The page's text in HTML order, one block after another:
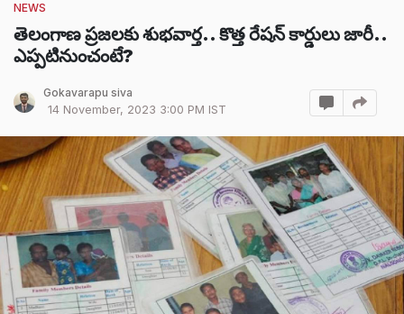
NEWS
తెలంగాణ ప్రజలకు శుభవార్త.. కొత్త రేషన్ కార్డులు జారీ..
ఎప్పటినుంచంటే?
Gokavarapu siva
14 November, 2023 3:00 PM IST